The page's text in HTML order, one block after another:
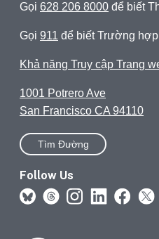
Gọi 628 206 8000 để biết
Gọi 911 để biết Trường
Khả năng Truy cập Trang
1001 Potrero Ave
San Francisco CA 94110
Tìm Đường
Follow Us